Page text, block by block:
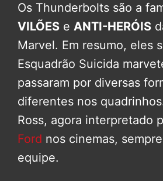
Os Thunderbolts são a
VILÕES e ANTI-HERÓIS
Marvel. Em resumo, eles
Esquadrão Suicida
passaram por diversas
diferentes nos
Ross, agora interpretado
Ford nos cinemas,
equipe.